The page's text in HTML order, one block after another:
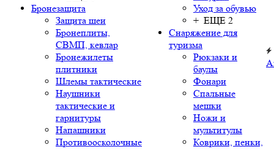
Бронезащита
Защита шеи
Бронеплиты,
СВМП, кевлар
Бронежилеты
плитники
Шлемы тактические
Наушники
тактические и
гарнитуры
Напашники
Противоосколочные
Уход за обувью
+ ЕЩЕ 2
Снаряжение для
туризма
Рюкзаки и
баулы
Фонари
Спальные
мешки
Ножи и
мультитулы
Коврики, пенки,